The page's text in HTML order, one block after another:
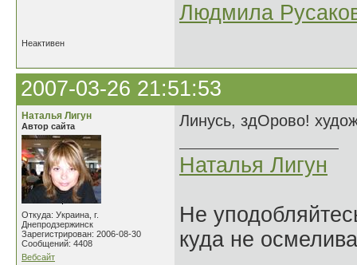
Людмила
Неактивен
2007-03-26 21:51:53
Наталья Лигун
Автор сайта
Откуда: Украина, г.
Днепродзержинск
Зарегистрирован: 2006-08-30
Сообщений: 4408
Вебсайт
Линусь, здОрово!
Наталья Лигун
Не
куда не